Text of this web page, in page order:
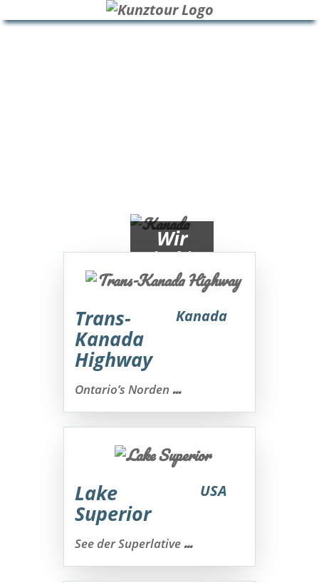
Wir
sind in
Kanada
Trans-
Kanada
Highway
Kanada
Ontario’s Norden ...
Lake
Superior
USA
See der Superlative...